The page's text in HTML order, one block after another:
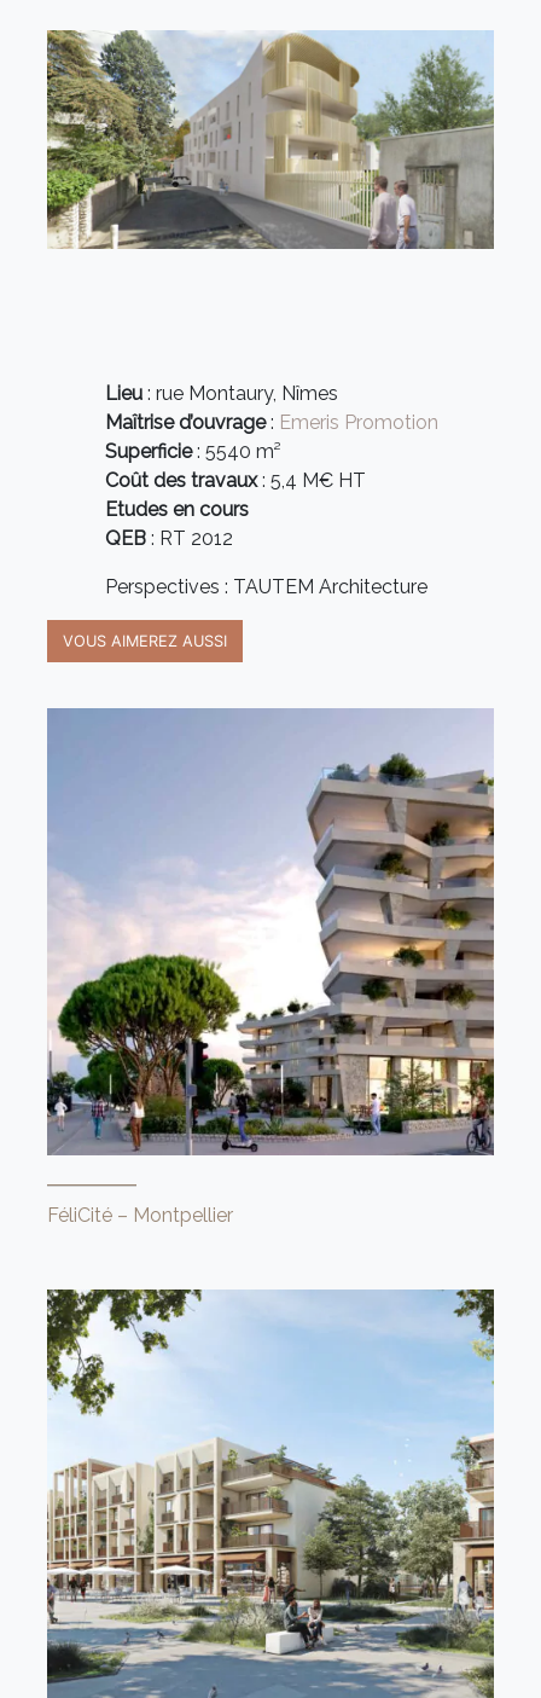
Lieu : rue Montaury, Nîmes
Maîtrise d’ouvrage: Emeris Promotion
Superficie: 5540 m²
Coût des travaux: 5,4 M€ HT
Etudes en cours
QEB : RT 2012
Perspectives : TAUTEM Architecture
VOUS AIMEREZ AUSSI
FéliCité – Montpellier